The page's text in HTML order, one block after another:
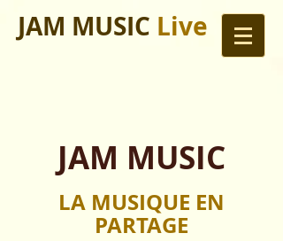
JAM MUSIC Live
JAM MUSIC
LA MUSIQUE EN
PARTAGE